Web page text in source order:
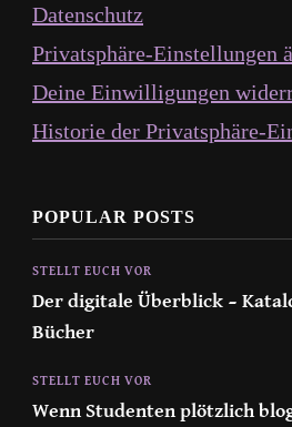
Datenschutz
Privatsphäre-Einstellungen
Deine Einwilligungen
Historie der Privatsphäre-
POPULAR POSTS
STELLT EUCH VOR
Der digitale Überblick –
Bücher
STELLT EUCH VOR
Wenn Studenten plötzlich